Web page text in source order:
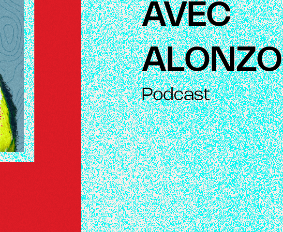
AVEC
ALONZO
Podcast